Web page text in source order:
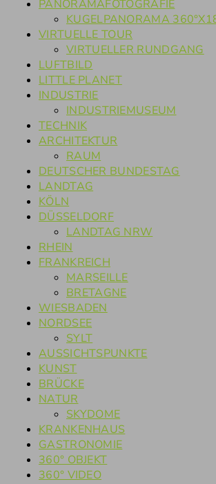
PANORAMAFOTOGRAFIE
KUGELPANORAMA
VIRTUELLE TOUR
VIRTUELLER RUNDGANG
LUFTBILD
LITTLE PLANET
INDUSTRIE
INDUSTRIEMUSEUM
TECHNIK
ARCHITEKTUR
RAUM
DEUTSCHER BUNDESTAG
LANDTAG
KÖLN
DÜSSELDORF
LANDTAG NRW
RHEIN
FRANKREICH
MARSEILLE
BRETAGNE
WIESBADEN
NORDSEE
SYLT
AUSSICHTSPUNKTE
KUNST
BRÜCKE
NATUR
SKYDOME
KRANKENHAUS
GASTRONOMIE
360° OBJEKT
360° VIDEO